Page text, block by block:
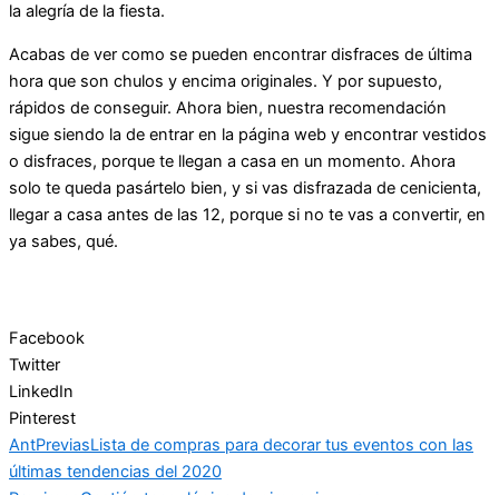
la alegría de la fiesta.
Acabas de ver como se pueden encontrar disfraces de última
hora que son chulos y encima originales. Y por supuesto,
rápidos de conseguir. Ahora bien, nuestra recomendación
sigue siendo la de entrar en la página web y encontrar vestidos
o disfraces, porque te llegan a casa en un momento. Ahora
solo te queda pasártelo bien, y si vas disfrazada de cenicienta,
llegar a casa antes de las 12, porque si no te vas a convertir, en
ya sabes, qué.
Facebook
Twitter
LinkedIn
Pinterest
AntPreviasLista de compras para decorar tus eventos con las
últimas tendencias del 2020